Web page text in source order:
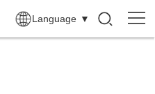
Language ▼